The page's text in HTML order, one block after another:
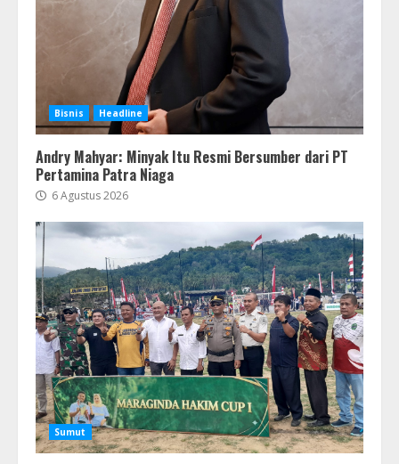
Bisnis Headline
Andry Mahyar: Minyak Itu Resmi Bersumber dari PT
Pertamina Patra Niaga
6 Agustus 2026
Sumut